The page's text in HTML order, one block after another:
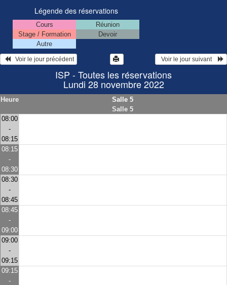
Légende des réservations
Cours
Réunion
Stage / Formation
Devoir
Autre
   Voir le jour précédent
  Voir le jour suivant
ISP - Toutes les réservations
Lundi 28 novembre 2022
Heure
Salle 5
Salle 5
08:00
-
08:15
08:15
-
08:30
08:30
-
08:45
08:45
-
09:00
09:00
-
09:15
09:15
-